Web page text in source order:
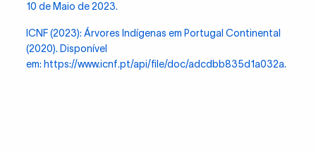
10 de Maio de 2023.
ICNF (2023): Árvores Indígenas em Portugal Continental
(2020). Disponível
em: https://www.icnf.pt/api/file/doc/adcdbb835d1a032a.